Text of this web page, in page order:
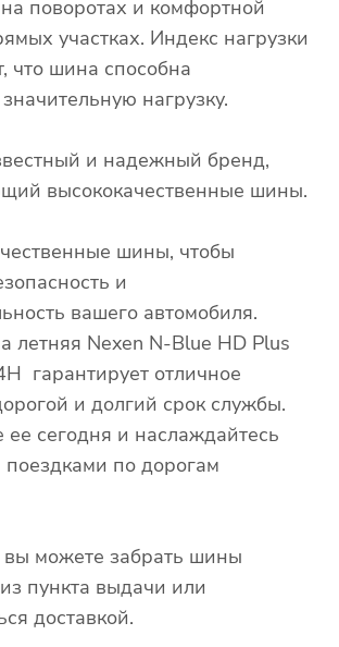
поворотах и комфортной
участках. Индекс нагрузки
что шина способна
нагрузку.
и надежный бренд,
высококачественные шины.
шины, чтобы
и
вашего автомобиля.
летняя Nexen N-Blue HD Plus
гарантирует отличное
и долгий срок службы.
ее сегодня и наслаждайтесь
по дорогам
вы можете забрать шины
пункта выдачи или
доставкой.